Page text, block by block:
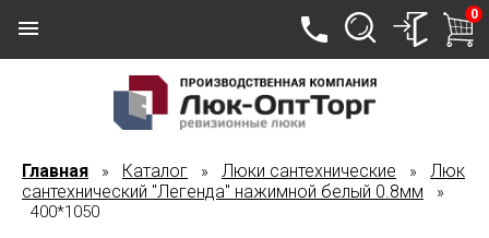
0
Главная » Каталог » Люки сантехнические » Люк
сантехнический "Легенда" нажимной белый 0.8мм »
400*1050